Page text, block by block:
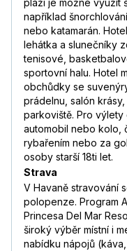
pláži je možné využít
například
nebo katamarán.
lehátka a slunečníky
tenisové,
sportovní halu. Hotel
obchůdky se
prádelnu, salón
parkoviště. Pro
automobil nebo kolo,
rybařením nebo za
osoby starší 18ti let.
Strava
V Havaně stravování
polopenze. Program
Princesa Del Mar
široký výběr místní i
nabídku nápojů